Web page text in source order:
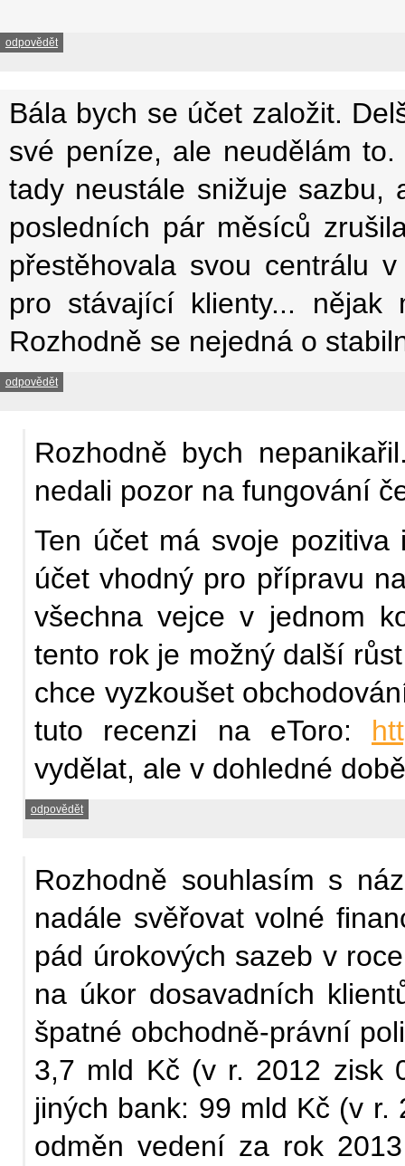
odpovědět
Bála bych se účet založit.
své peníze, ale neudělám
tady neustále snižuje sazbu,
posledních pár měsíců
přestěhovala svou centrálu
pro stávající klienty...
Rozhodně se nejedná o
odpovědět
Rozhodně bych
nedali pozor na fungování
Ten účet má svoje
účet vhodný pro přípravu
všechna vejce v jednom
tento rok je možný další
chce vyzkoušet
tuto recenzi na eToro:
vydělat, ale v dohledné
odpovědět
Rozhodně souhlasím s
nadále svěřovat volné
pád úrokových sazeb v
na úkor dosavadních
špatné obchodně-právní
3,7 mld Kč (v r. 2012 zisk
jiných bank: 99 mld Kč (v
odměn vedení za rok